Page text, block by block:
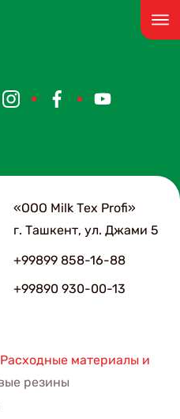
«ООО Мilk Тex Рrofi»
г. Ташкент, ул. Джами 5
+99899 858-16-88
+99890 930-00-13
Расходные материалы и
резины